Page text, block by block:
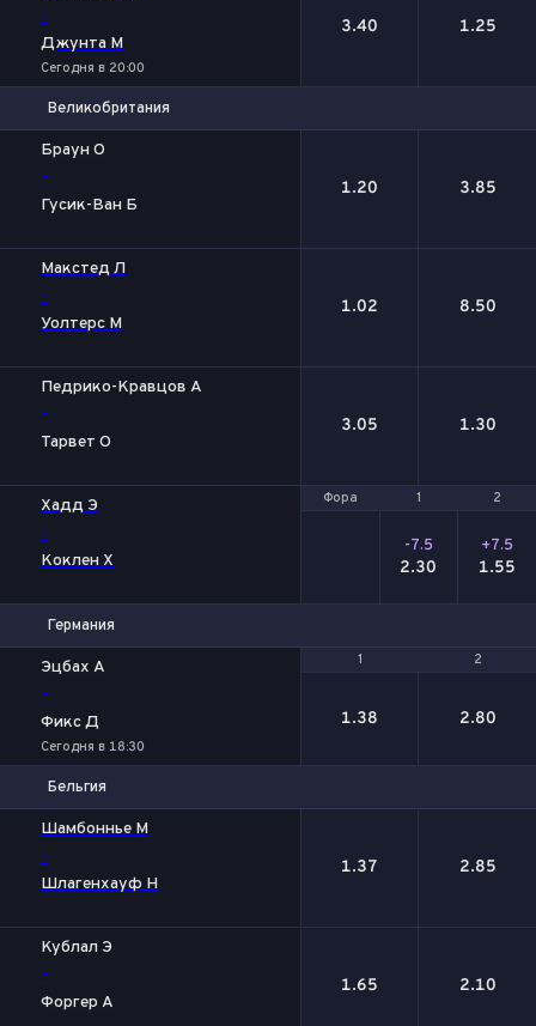
-
Джунта М
Сегодня в 20:00
3.40 1.25
Великобритания
Браун О
-
Гусик-Ван Б
1.20 3.85
Макстед Л
-
Уолтерс М
1.02 8.50
Педрико-Кравцов А
-
Тарвет О
3.05 1.30
Фора 1 2
Хадд Э
-
Коклен Х
Фора 1 2
-7.5
2.30
+7.5
1.55
Германия
1 2
Эцбах А
-
Фикс Д
Сегодня в 18:30
1 2
1.38 2.80
Бельгия
Шамбоннье М
-
Шлагенхауф Н
1.37 2.85
Кублал Э
-
Форгер А
1.65 2.10